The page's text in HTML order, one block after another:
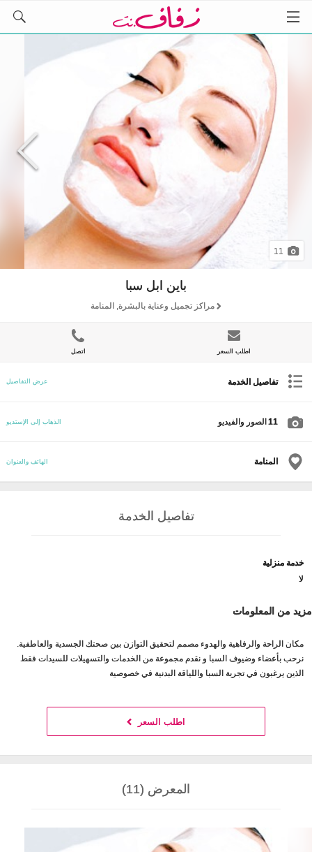
11
باين ابل سبا
مراكز تجميل وعناية بالبشرة, المنامة
اطلب السعر اتصل
تفاصيل الخدمة عرض التفاصيل
11 الصور والفيديو الذهاب إلى الإستديو
المنامة الهاتف والعنوان
تفاصيل الخدمة
خدمة منزلية
لا
مزيد من المعلومات
مكان الراحة والرفاهية والهدوء مصمم لتحقيق التوازن بين صحتك الجسدية والعاطفية.
نرحب بأعضاء وضيوف السبا و نقدم مجموعة من الخدمات والتسهيلات للسيدات فقط
الذين يرغبون في تجربة السبا واللياقة البدنية في خصوصية
اطلب السعر
المعرض (11)